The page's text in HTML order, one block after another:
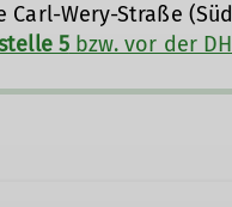
Carl-Wery-Straße
5bzw. vor der